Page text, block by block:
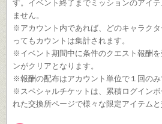
す。イベント終了までミッションのアイ
ません。
※アカウント内であれば、どのキャラク
ってもカウントは集計されます。
※イベント期間中に条件のクエスト報酬
ンがクリアとなります。
※報酬の配布はアカウント単位で１回のみ
※スペシャルチケットは、累積ログイン
れた交換所ページで様々な限定アイテムと